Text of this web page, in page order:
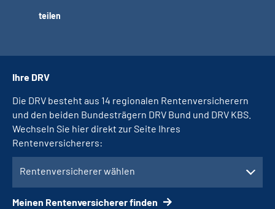
teilen
Ihre DRV
Die DRV besteht aus 14 regionalen Rentenversicherern
und den beiden Bundesträgern DRV Bund und DRV KBS.
Wechseln Sie hier direkt zur Seite Ihres
Rentenversicherers:
Rentenversicherer wählen
Meinen Rentenversicherer finden